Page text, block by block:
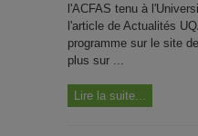
l'ACFAS tenu à
l'article de Actualités
programme sur le site
plus sur ...
Lire la suite...